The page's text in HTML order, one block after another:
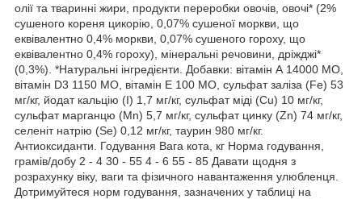
олії та тваринні жири, продукти переробки овочів, овочі* (2%
сушеного кореня цикорію, 0,07% сушеної моркви, що
еквівалентно 0,4% моркви, 0,07% сушеного гороху, що
еквівалентно 0,4% гороху), мінеральні речовини, дріжджі*
(0,3%). *Натуральні інгредієнти. Добавки: вітамін А 14000 МО,
вітамін D3 1150 МО, вітамін Е 100 МО, сульфат заліза (Fe) 53
мг/кг, йодат кальцію (I) 1,7 мг/кг, сульфат міді (Cu) 10 мг/кг,
сульфат марганцю (Mn) 5,7 мг/кг, сульфат цинку (Zn) 74 мг/кг,
селеніт натрію (Se) 0,12 мг/кг, таурин 980 мг/кг.
Aнтиоксиданти. Годування Вага кота, кг Норма годування,
грамів/добу 2 - 4 30 - 55 4 - 6 55 - 85 Давати щодня з
розрахунку віку, ваги та фізичного навантаження улюбленця.
Дотримуйтеся норм годування, зазначених у таблиці на